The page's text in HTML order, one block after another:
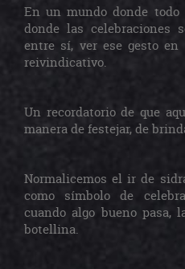
En un mundo donde todo
donde las celebraciones
entre sí, ver ese gesto
reivindicativo.
Un recordatorio de que
manera de festejar, de
Normalicemos el ir de
como símbolo de
cuando algo bueno pasa,
botellina.